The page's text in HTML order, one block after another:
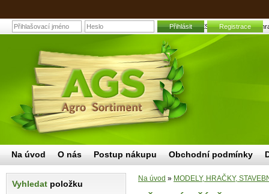
DĚTSKÉ PŘÍVĚSKY NA KLÍČE |
Přihlásit Registrace
Vyhledat položku
Na úvod » MODELY, HRAČKY,
Na úvod O nás Postup nákupu Obchodní podmínky